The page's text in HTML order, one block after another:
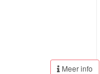
Meer info